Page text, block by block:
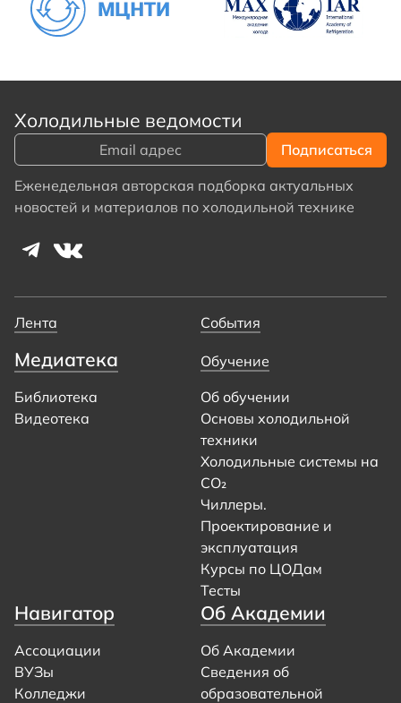
Холодильные ведомости
Еженедельная авторская подборка актуальных
новостей и материалов по холодильной технике
Лента События
Медиатека
Библиотека
Видеотека
Обучение
Об обучении
Основы холодильной
техники
Холодильные системы на
CO₂
Чиллеры.
Проектирование и
эксплуатация
Курсы по ЦОДам
Тесты
Навигатор
Ассоциации
ВУЗы
Колледжи
Об Академии
Об Академии
Сведения об
образовательной